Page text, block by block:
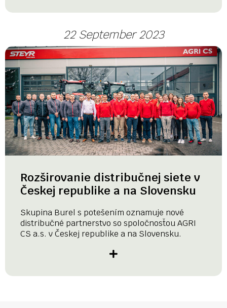
22 September 2023
Rozširovanie distribučnej siete v
Českej republike a na Slovensku
Skupina Burel s potešením oznamuje nové
distribučné partnerstvo so spoločnosťou AGRI
CS a.s. v Českej republike a na Slovensku.